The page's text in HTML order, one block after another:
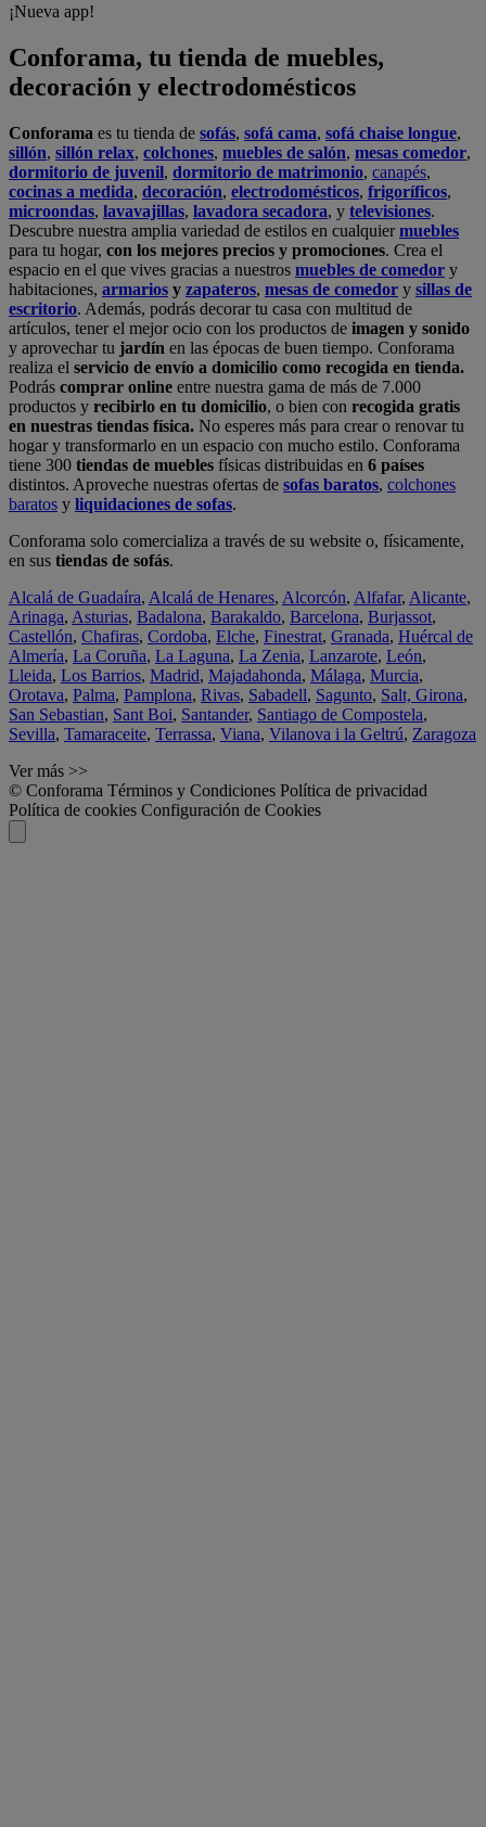
¡Nueva app!
Conforama, tu tienda de muebles,
decoración y electrodomésticos
Conforama es tu tienda de sofás, sofá cama, sofá chaise longue,
sillón, sillón relax, colchones, muebles de salón, mesas comedor,
dormitorio de juvenil, dormitorio de matrimonio, canapés,
cocinas a medida, decoración, electrodomésticos, frigoríficos,
microondas, lavavajillas, lavadora secadora, y televisiones.
Descubre nuestra amplia variedad de estilos en cualquiermuebles
para tu hogar, con los mejores precios y promociones. Crea el
espacio en el que vives gracias a nuestros muebles de comedor y
habitaciones, armarios y zapateros, mesas de comedor y sillas de
escritorio. Además, podrás decorar tu casa con multitud de
artículos, tener el mejor ocio con los productos de imagen y sonido
y aprovechar tu jardín en las épocas de buen tiempo. Conforama
realiza el servicio de envío a domicilio como recogida en tienda.
Podrás comprar online entre nuestra gama de más de 7.000
productos y recibirlo en tu domicilio, o bien con recogida gratis
en nuestras tiendas física. No esperes más para crear o renovar tu
hogar y transformarlo en un espacio con mucho estilo. Conforama
tiene 300 tiendas de muebles físicas distribuidas en 6 países
distintos. Aproveche nuestras ofertas de sofas baratos, colchones
baratos y liquidaciones de sofas.
Conforama solo comercializa a través de su website o, físicamente,
en sus tiendas de sofás.
Alcalá de Guadaíra, Alcalá de Henares, Alcorcón, Alfafar, Alicante,
Arinaga, Asturias, Badalona, Barakaldo, Barcelona, Burjassot,
Castellón, Chafiras, Cordoba, Elche, Finestrat, Granada, Huércal de
Almería, La Coruña, La Laguna, La Zenia, Lanzarote, León,
Lleida, Los Barrios, Madrid, Majadahonda, Málaga, Murcia,
Orotava, Palma, Pamplona, Rivas, Sabadell, Sagunto, Salt, Girona,
San Sebastian, Sant Boi, Santander, Santiago de Compostela,
Sevilla, Tamaraceite, Terrassa, Viana, Vilanova i la Geltrú, Zaragoza
Ver más >>
© Conforama Términos y Condiciones Política de privacidad
Política de cookies Configuración de Cookies